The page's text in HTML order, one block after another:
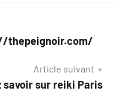
thepeignoir.com/
Article suivant
savoir sur reiki Paris